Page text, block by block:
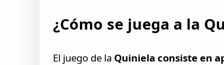
¿Cómo se juega a la
El juego de la Quiniela consiste en